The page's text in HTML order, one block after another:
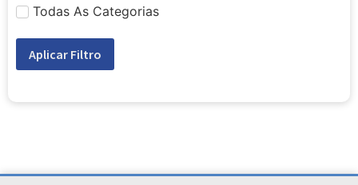
Todas As Categorias
Aplicar Filtro